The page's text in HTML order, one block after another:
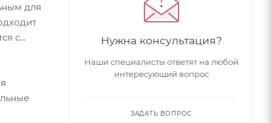
для
с
Нужна консультация?
Наши специалисты ответят на любой
интересующий вопрос
ЗАДАТЬ ВОПРОС